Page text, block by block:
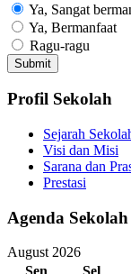
Ya, Sangat
Ya, Bermanfaat
Ragu-ragu
Profil Sekolah
Sejarah
Visi dan Misi
Sarana dan
Prestasi
Agenda Sekolah
August 2026